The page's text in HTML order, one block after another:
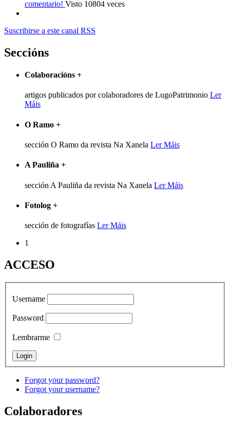
comentario! Visto 10804 veces
Suscribirse a este canal RSS
Seccións
Colaboracións +
artigos publicados por colaboradores de LugoPatrimonio Ler
Máis
O Ramo +
sección O Ramo da revista Na Xanela Ler Máis
A Pauliña +
sección A Pauliña da revista Na Xanela Ler Máis
Fotolog +
sección de fotografías Ler Máis
1
ACCESO
Username
Password
Lembrarme
Forgot your password?
Forgot your username?
Colaboradores